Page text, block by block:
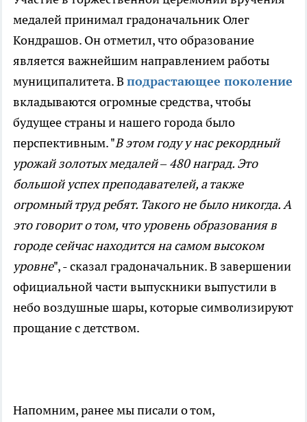
медалей принимал градоначальник Олег
Кондрашов. Он отметил, что образование
является важнейшим направлением работы
муниципалитета. В подрастающее поколение
вкладываются огромные средства, чтобы
будущее страны и нашего города было
перспективным. "В этом году у нас рекордный
урожай золотых медалей – 480 наград. Это
большой успех преподавателей, а также
огромный труд ребят. Такого не было никогда. А
это говорит о том, что уровень образования в
городе сейчас находится на самом высоком
уровне", - сказал градоначальник. В завершении
официальной части выпускники выпустили в
небо воздушные шары, которые символизируют
прощание с детством.
Напомним, ранее мы писали о том,